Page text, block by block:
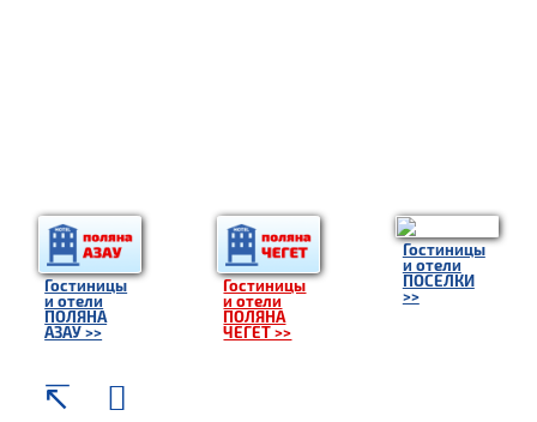
Гостиницы
и отели
ПОЛЯНА
АЗАУ >>
Гостиницы
и отели
ПОЛЯНА
ЧЕГЕТ >>
Гостиницы
и отели
ПОСЕЛКИ
>>